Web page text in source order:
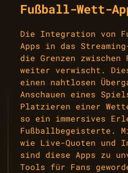
Fußball-Wett-
Die Integration von
Apps in das
die Grenzen zwischen
weiter verwischt.
einen nahtlosen
Anschauen eines
Platzieren einer
so ein immersives
Fußballbegeisterte.
wie Live-Quoten und
sind diese Apps zu
Tools für Fans